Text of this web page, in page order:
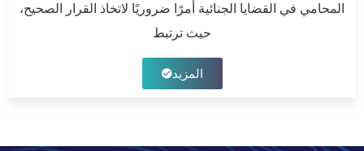
المحامي في القضايا الجنائية أمرًا ضروريًا لاتخاذ القرار الصحيح،
حيث ترتبط
المزيد